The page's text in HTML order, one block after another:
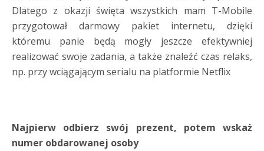
Dlatego z okazji święta wszystkich mam T-Mobile
przygotował darmowy pakiet internetu, dzięki
któremu panie będą mogły jeszcze efektywniej
realizować swoje zadania, a także znaleźć czas relaks,
np. przy wciągającym serialu na platformie Netflix
Najpierw odbierz swój prezent, potem wskaż
numer obdarowanej osoby